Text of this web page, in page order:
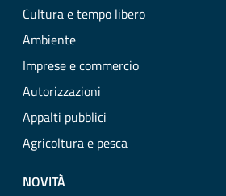
Cultura e tempo libero
Ambiente
Imprese e commercio
Autorizzazioni
Appalti pubblici
Agricoltura e pesca
NOVITÀ